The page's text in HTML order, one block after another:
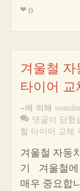
0
겨울철
타이어 교
~에 의해
댓글이 닫혔
할 타이어 교체
겨울철 자동
기 겨울철에
매우 중요합